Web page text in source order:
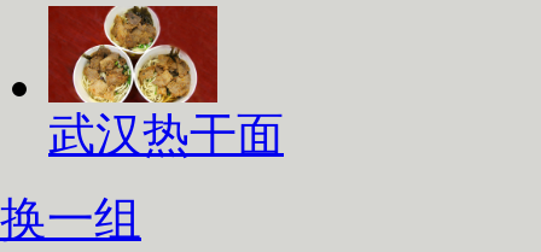
武汉热干面
换一组